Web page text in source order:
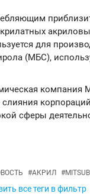
для
(МБС),
компания
слияния
сферы
#АКРИЛ #
все теги в фильтр